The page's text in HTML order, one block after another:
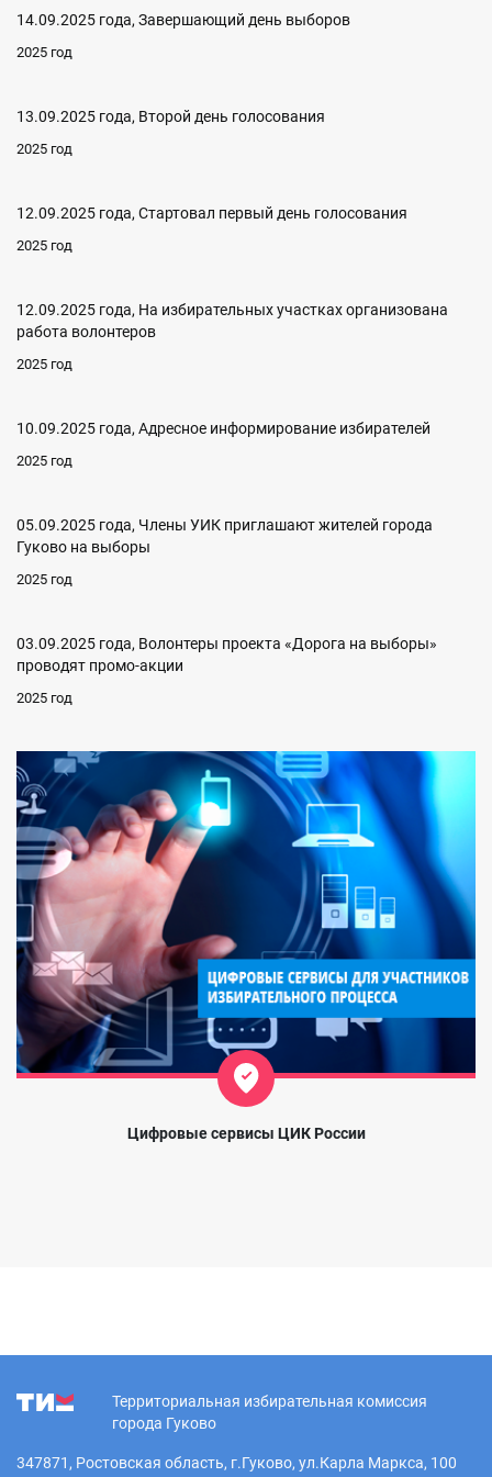
14.09.2025 года, Завершающий день выборов
2025 год
13.09.2025 года, Второй день голосования
2025 год
12.09.2025 года, Стартовал первый день голосования
2025 год
12.09.2025 года, На избирательных участках организована
работа волонтеров
2025 год
10.09.2025 года, Адресное информирование избирателей
2025 год
05.09.2025 года, Члены УИК приглашают жителей города
Гуково на выборы
2025 год
03.09.2025 года, Волонтеры проекта «Дорога на выборы»
проводят промо-акции
2025 год
Цифровые сервисы ЦИК России
Территориальная избирательная комиссия
города Гуково
347871, Ростовская область, г.Гуково, ул.Карла Маркса, 100